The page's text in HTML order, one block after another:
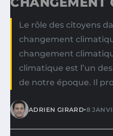
Le rôle des citoyens
changement
changement
climatique est l’un
de notre époque. Il
ADRIEN GIRARD•8